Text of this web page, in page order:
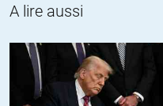
A lire aussi